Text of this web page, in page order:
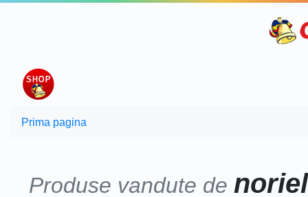
Prima pagina
Produse vandute de